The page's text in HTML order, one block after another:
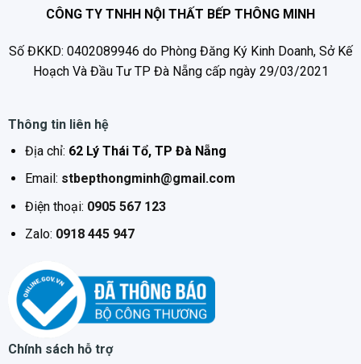
minh, tiện dụng
kiệm điện năng
điện năng, bảo vệ bếp
* Chức năng
Chức năng Inverter thông minh tiết
* Chức năng tạm
dừng
* Chức năng chống
tràn
* Chức năng hâm
Có
với bếp điện
* Cảm ứng quá
nhiệt
Có
* Chức năng nướng
với bếp điện
Có
* Kích thước mặt
CÔNG TY TNHH NỘI THẤT BẾP THÔNG MINH
Số ĐKKD: 0402089946 do Phòng Đăng Ký Kinh Doanh, Sở Kế
Hoạch Và Đầu Tư TP Đà Nẵng cấp ngày 29/03/2021
Thông tin liên hệ
Địa chỉ: 62 Lý Thái Tổ, TP Đà Nẵng
Email: stbepthongminh@gmail.com
Điện thoại: 0905 567 123
Zalo: 0918 445 947
Chính sách hỗ trợ